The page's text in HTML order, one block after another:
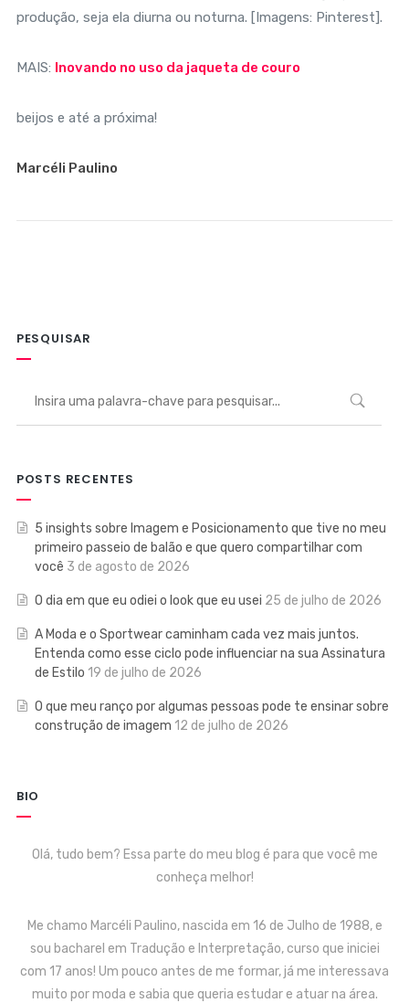
produção, seja ela diurna ou noturna. [Imagens: Pinterest].
MAIS: Inovando no uso da jaqueta de couro
beijos e até a próxima!
Marcéli Paulino
PESQUISAR
POSTS RECENTES
5 insights sobre Imagem e Posicionamento que tive no meu
primeiro passeio de balão e que quero compartilhar com
você 3 de agosto de 2026
O dia em que eu odiei o look que eu usei 25 de julho de 2026
A Moda e o Sportwear caminham cada vez mais juntos.
Entenda como esse ciclo pode influenciar na sua Assinatura
de Estilo 19 de julho de 2026
O que meu ranço por algumas pessoas pode te ensinar sobre
construção de imagem 12 de julho de 2026
BIO
Olá, tudo bem? Essa parte do meu blog é para que você me
conheça melhor!
Me chamo Marcéli Paulino, nascida em 16 de Julho de 1988, e
sou bacharel em Tradução e Interpretação, curso que iniciei
com 17 anos! Um pouco antes de me formar, já me interessava
muito por moda e sabia que queria estudar e atuar na área.